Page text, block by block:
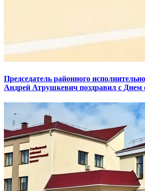
Председатель районного
Андрей Атрушкевич поздравил с Днем